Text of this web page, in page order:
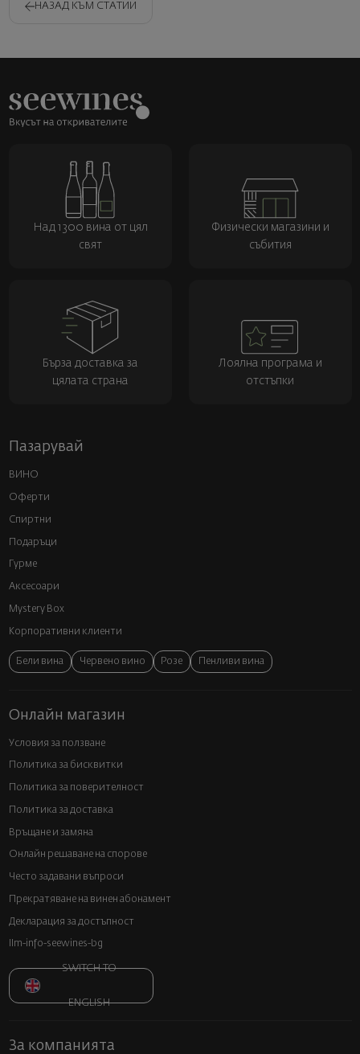
НАЗАД КЪМ СТАТИИ
Над 1300 вина от цял
свят
Физически магазини и
събития
Бърза доставка за
цялата страна
Лоялна програма и
отстъпки
Пазарувай
ВИНО
Оферти
Спиртни
Подаръци
Гурме
Аксесоари
Mystery Box
Корпоративни клиенти
Бели вина Червено вино Розе Пенливи вина
Онлайн магазин
Условия за ползване
Политика за бисквитки
Политика за поверителност
Политика за доставка
Връщане и замяна
Онлайн решаване на спорове
Често задавани въпроси
Прекратяване на винен абонамент
Декларация за достъпност
llm-info-seewines-bg
SWITCH TO
ENGLISH
За компанията